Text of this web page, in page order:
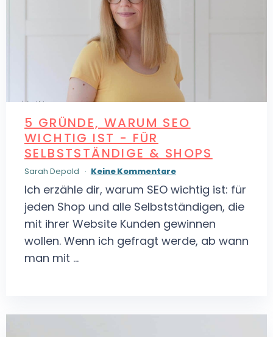
5 GRÜNDE, WARUM SEO
WICHTIG IST - FÜR
SELBSTSTÄNDIGE & SHOPS
Sarah Depold Keine Kommentare
Ich erzähle dir, warum SEO wichtig ist: für
jeden Shop und alle Selbstständigen, die
mit ihrer Website Kunden gewinnen
wollen. Wenn ich gefragt werde, ab wann
man mit ...